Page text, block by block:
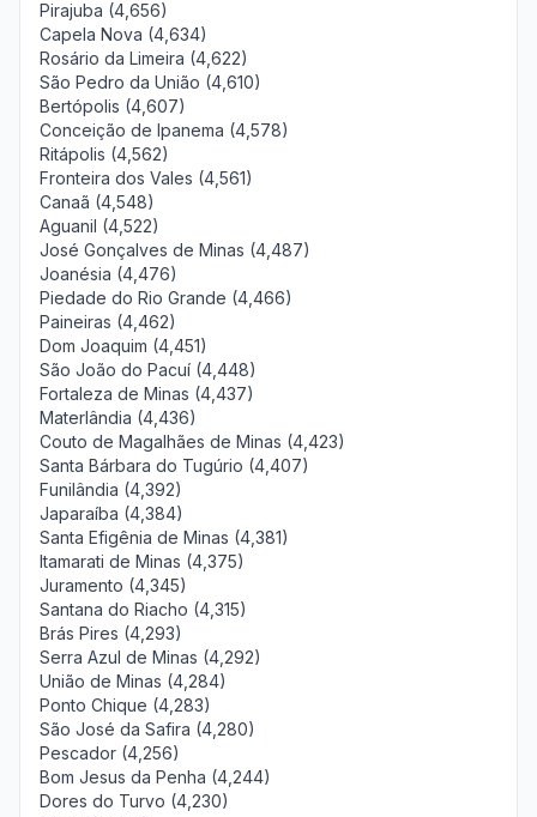
Pirajuba (4,656)
Capela Nova (4,634)
Rosário da Limeira (4,622)
São Pedro da União (4,610)
Bertópolis (4,607)
Conceição de Ipanema (4,578)
Ritápolis (4,562)
Fronteira dos Vales (4,561)
Canaã (4,548)
Aguanil (4,522)
José Gonçalves de Minas (4,487)
Joanésia (4,476)
Piedade do Rio Grande (4,466)
Paineiras (4,462)
Dom Joaquim (4,451)
São João do Pacuí (4,448)
Fortaleza de Minas (4,437)
Materlândia (4,436)
Couto de Magalhães de Minas (4,423)
Santa Bárbara do Tugúrio (4,407)
Funilândia (4,392)
Japaraíba (4,384)
Santa Efigênia de Minas (4,381)
Itamarati de Minas (4,375)
Juramento (4,345)
Santana do Riacho (4,315)
Brás Pires (4,293)
Serra Azul de Minas (4,292)
União de Minas (4,284)
Ponto Chique (4,283)
São José da Safira (4,280)
Pescador (4,256)
Bom Jesus da Penha (4,244)
Dores do Turvo (4,230)